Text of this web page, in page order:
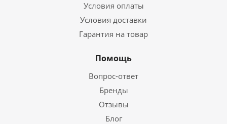
Условия оплаты
Условия доставки
Гарантия на товар
Помощь
Вопрос-ответ
Бренды
Отзывы
Блог